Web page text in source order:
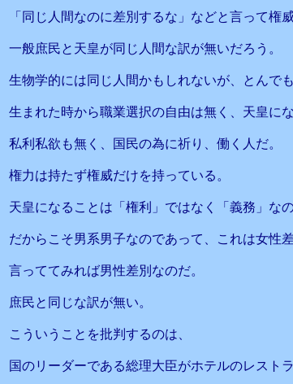
「同じ人間なのに差別するな」などと言って権
一般庶民と天皇が同じ人間な訳が無いだろう。
生物学的には同じ人間かもしれないが、とんでも
生まれた時から職業選択の自由は無く、天皇に
私利私欲も無く、国民の為に祈り、働く人だ。
権力は持たず権威だけを持っている。
天皇になることは「権利」ではなく「義務」なの
だからこそ男系男子なのであって、これは女性
言っててみれば男性差別なのだ。
庶民と同じな訳が無い。
こういうことを批判するのは、
国のリーダーである総理大臣がホテルのレスト